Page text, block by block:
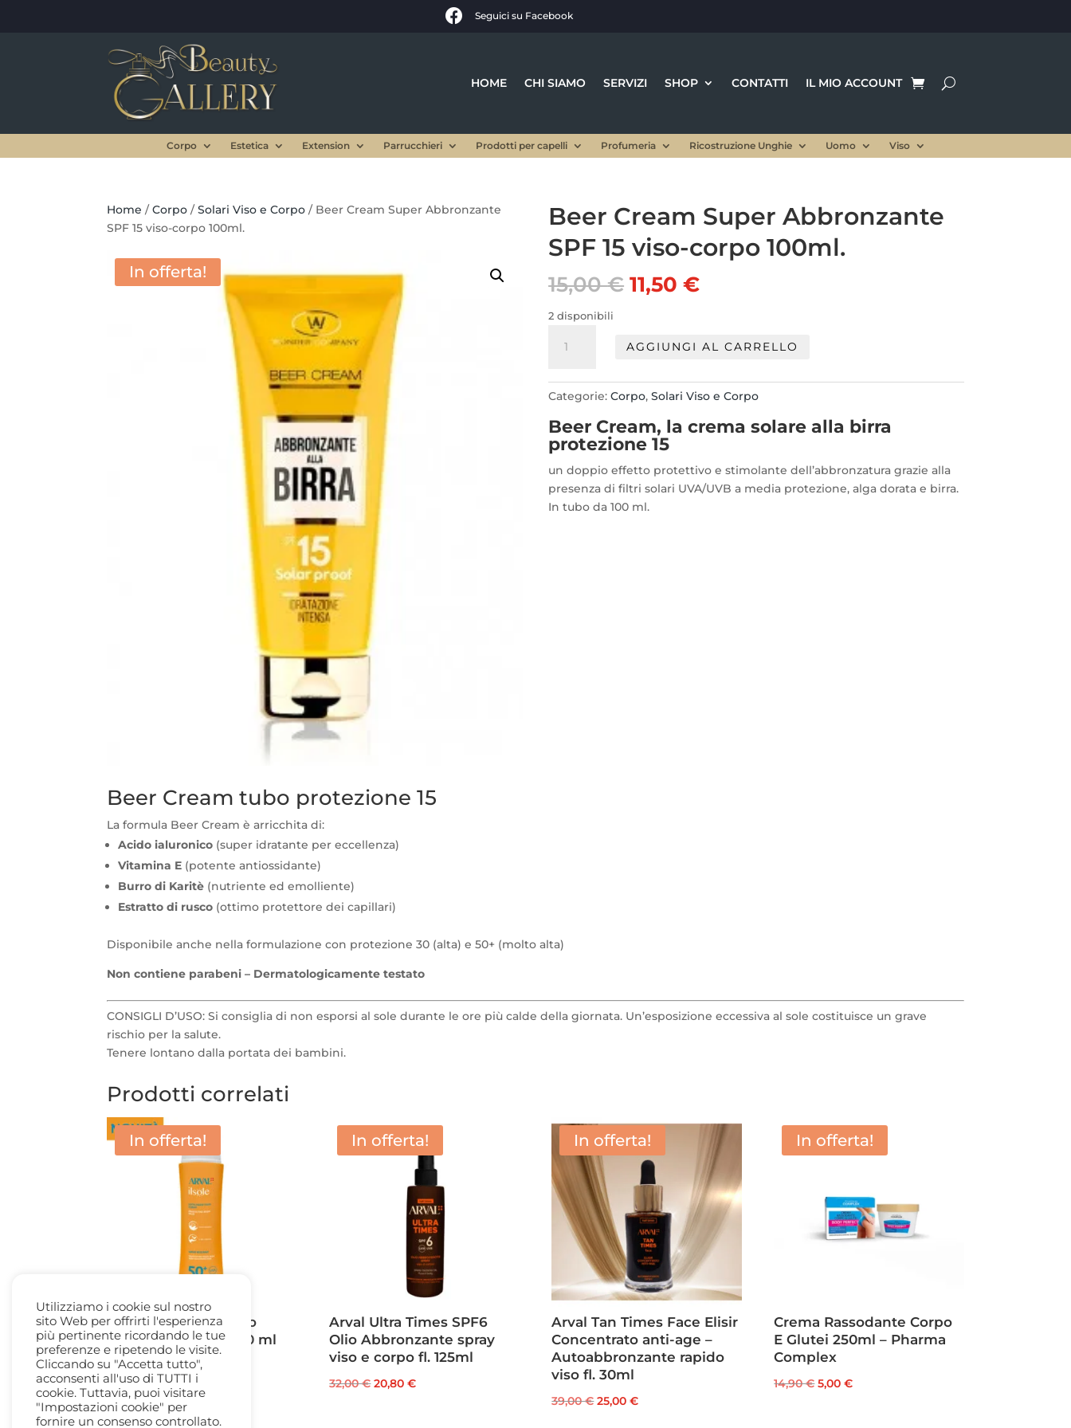
 Seguici su Facebook
HOME CHI SIAMO SERVIZI SHOP CONTATTI IL MIO ACCOUNT
Corpo Estetica Extension Parrucchieri Prodotti per capelli Profumeria Ricostruzione Unghie Uomo Viso
Home /Corpo /Solari Viso e Corpo / Beer Cream Super Abbronzante
SPF 15 viso-corpo 100ml.
In offerta!
Beer Cream Super Abbronzante
SPF 15 viso-corpo 100ml.
15,00€ Il
prezzo
era:
15,00 €.
11,50€Il
è:
11,50 €.
2 disponibili
Cream
Abbronzante
15
viso-
100ml.
quantità
AGGIUNGI AL CARRELLO
Categorie:Corpo,Solari Viso e Corpo
Beer Cream, la crema solare alla birra
protezione 15
un doppio effetto protettivo e stimolante dell’abbronzatura grazie alla
presenza di filtri solari UVA/UVB a media protezione, alga dorata e birra.
In tubo da 100 ml.
Beer Cream tubo protezione 15
La formula Beer Cream è arricchita di:
Acido ialuronico (super idratante per eccellenza)
Vitamina E (potente antiossidante)
Burro di Karitè (nutriente ed emolliente)
Estratto di rusco (ottimo protettore dei capillari)
Disponibile anche nella formulazione con protezione 30 (alta) e 50+ (molto alta)
Non contiene parabeni – Dermatologicamente testato
CONSIGLI D’USO: Si consiglia di non esporsi al sole durante le ore più calde della giornata. Un’esposizione eccessiva al sole costituisce un grave
rischio per la salute.
Tenere lontano dalla portata dei bambini.
Prodotti correlati
In offerta!
Arval Latte Protettivo
Corpo SPF 50+ fl. 200 ml
35,00€Il
prezzo
originale
22,50€Il
prezzo
In offerta!
Arval Ultra Times SPF6
Olio Abbronzante spray
viso e corpo fl. 125ml
32,00€ Il
20,80€Il
In offerta!
Arval Tan Times Face Elisir
Concentrato anti-age –
Autoabbronzante rapido
viso fl. 30ml
39,00€ Il
25,00€Il
In offerta!
Crema Rassodante Corpo
E Glutei 250ml – Pharma
Complex
14,90€ Il
5,00€Il
Utilizziamo i cookie sul nostro
sito Web per offrirti l'esperienza
più pertinente ricordando le tue
preferenze e ripetendo le visite.
Cliccando su "Accetta tutto",
acconsenti all'uso di TUTTI i
cookie. Tuttavia, puoi visitare
"Impostazioni cookie" per
fornire un consenso controllato.